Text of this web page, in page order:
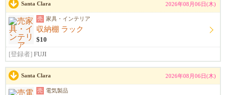
Santa Clara 2026年08月06日(木)
売 家具・インテリア
収納棚 ラック
$10
[登録者] FUJI
Santa Clara 2026年08月06日(木)
売 電気製品